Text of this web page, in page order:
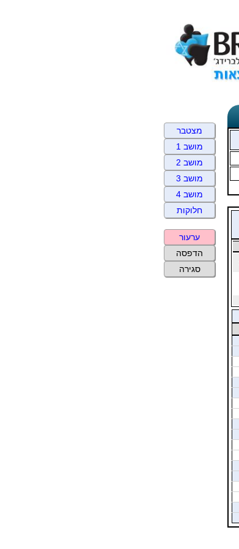
מצטבר
מושב 1
מושב 2
מושב 3
מושב 4
חלוקות
ערעור
הדפסה
סגירה